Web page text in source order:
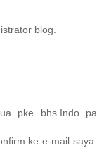
blog.
pke bhs.Indo pa
ke e-mail saya.